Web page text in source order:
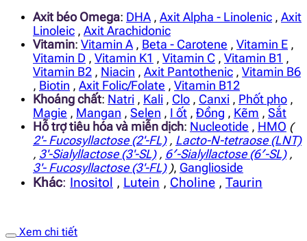
Axit béo Omega: DHA , Axit Alpha - Linolenic , Axit
Linoleic , Axit Arachidonic
Vitamin: Vitamin A , Beta - Carotene , Vitamin E ,
Vitamin D , Vitamin K1 , Vitamin C , Vitamin B1 ,
Vitamin B2 , Niacin , Axit Pantothenic , Vitamin B6
, Biotin , Axit Folic/Folate , Vitamin B12
Khoáng chất: Natri , Kali , Clo , Canxi , Phốt pho ,
Magie , Mangan , Selen , I ốt , Đồng , Kẽm , Sắt
Hỗ trợ tiêu hóa và miễn dịch: Nucleotide , HMO (
2'- Fucosyllactose (2'-FL), Lacto-N-tetraose (LNT)
, 3'-Sialyllactose (3'-SL), 6′-Sialyllactose (6′-SL),
3'- Fucosyllactose (3'-FL)), Ganglioside
Khác: Inositol , Lutein , Choline , Taurin
Xem chi tiết